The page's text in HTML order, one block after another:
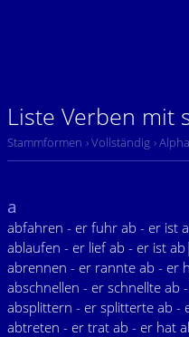
Liste Verben mit
Stammformen › Vollständig ›
a
abfahren - er fuhr ab - er ist
ablaufen - er lief ab - er ist
abrennen - er rannte ab - er
abschnellen - er schnellte ab
absplittern - er splitterte ab -
abtreten - er trat ab - er hat